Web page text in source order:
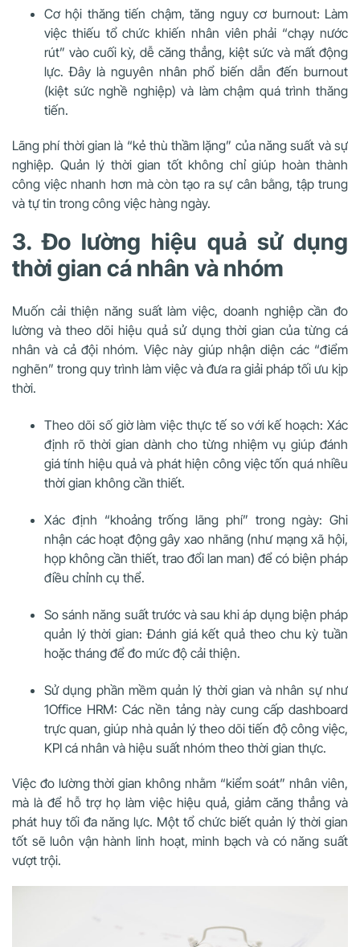
Cơ hội thăng tiến chậm, tăng nguy cơ burnout: Làm
việc thiếu tổ chức khiến nhân viên phải “chạy nước
rút” vào cuối kỳ, dễ căng thẳng, kiệt sức và mất động
lực. Đây là nguyên nhân phổ biến dẫn đến burnout
(kiệt sức nghề nghiệp) và làm chậm quá trình thăng
tiến.
Lãng phí thời gian là “kẻ thù thầm lặng” của năng suất và sự
nghiệp. Quản lý thời gian tốt không chỉ giúp hoàn thành
công việc nhanh hơn mà còn tạo ra sự cân bằng, tập trung
và tự tin trong công việc hàng ngày.
3. Đo lường hiệu quả sử dụng
thời gian cá nhân và nhóm
Muốn cải thiện năng suất làm việc, doanh nghiệp cần đo
lường và theo dõi hiệu quả sử dụng thời gian của từng cá
nhân và cả đội nhóm. Việc này giúp nhận diện các “điểm
nghẽn” trong quy trình làm việc và đưa ra giải pháp tối ưu kịp
thời.
Theo dõi số giờ làm việc thực tế so với kế hoạch: Xác
định rõ thời gian dành cho từng nhiệm vụ giúp đánh
giá tính hiệu quả và phát hiện công việc tốn quá nhiều
thời gian không cần thiết.
Xác định “khoảng trống lãng phí” trong ngày: Ghi
nhận các hoạt động gây xao nhãng (như mạng xã hội,
họp không cần thiết, trao đổi lan man) để có biện pháp
điều chỉnh cụ thể.
So sánh năng suất trước và sau khi áp dụng biện pháp
quản lý thời gian: Đánh giá kết quả theo chu kỳ tuần
hoặc tháng để đo mức độ cải thiện.
Sử dụng phần mềm quản lý thời gian và nhân sự như
1Office HRM: Các nền tảng này cung cấp dashboard
trực quan, giúp nhà quản lý theo dõi tiến độ công việc,
KPI cá nhân và hiệu suất nhóm theo thời gian thực.
Việc đo lường thời gian không nhằm “kiểm soát” nhân viên,
mà là để hỗ trợ họ làm việc hiệu quả, giảm căng thẳng và
phát huy tối đa năng lực. Một tổ chức biết quản lý thời gian
tốt sẽ luôn vận hành linh hoạt, minh bạch và có năng suất
vượt trội.